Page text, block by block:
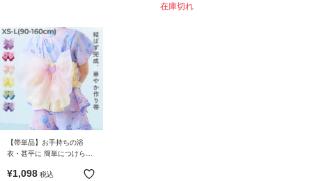
る
質
問
FOLLOW
在庫切れ
【帯単品】お手持ちの浴
衣・甚平に 簡単につけられ
¥1,098 税込